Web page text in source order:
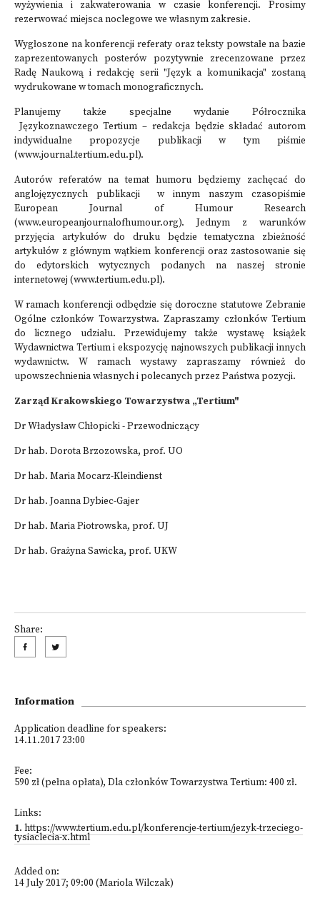
wyżywienia i zakwaterowania w czasie konferencji. Prosimy
rezerwować miejsca noclegowe we własnym zakresie.
Wygłoszone na konferencji referaty oraz teksty powstałe na bazie
zaprezentowanych posterów pozytywnie zrecenzowane przez
Radę Naukową i redakcję serii "Język a komunikacja" zostaną
wydrukowane w tomach monograficznych.
Planujemy także specjalne wydanie Półrocznika
Językoznawczego Tertium – redakcja będzie składać autorom
indywidualne propozycje publikacji w tym piśmie
(www.journal.tertium.edu.pl).
Autorów referatów na temat humoru będziemy zachęcać do
anglojęzycznych publikacji w innym naszym czasopiśmie
European Journal of Humour Research
(www.europeanjournalofhumour.org). Jednym z warunków
przyjęcia artykułów do druku będzie tematyczna zbieżność
artykułów z głównym wątkiem konferencji oraz zastosowanie się
do edytorskich wytycznych podanych na naszej stronie
internetowej (www.tertium.edu.pl).
W ramach konferencji odbędzie się doroczne statutowe Zebranie
Ogólne członków Towarzystwa. Zapraszamy członków Tertium
do licznego udziału. Przewidujemy także wystawę książek
Wydawnictwa Tertium i ekspozycję najnowszych publikacji innych
wydawnictw. W ramach wystawy zapraszamy również do
upowszechnienia własnych i polecanych przez Państwa pozycji.
Zarząd Krakowskiego Towarzystwa „Tertium"
Dr Władysław Chłopicki - Przewodniczący
Dr hab. Dorota Brzozowska, prof. UO
Dr hab. Maria Mocarz-Kleindienst
Dr hab. Joanna Dybiec-Gajer
Dr hab. Maria Piotrowska, prof. UJ
Dr hab. Grażyna Sawicka, prof. UKW
Share:
Information
Application deadline for speakers:
14.11.2017 23:00
Fee:
590 zł (pełna opłata), Dla członków Towarzystwa Tertium: 400 zł.
Links:
1. https://www.tertium.edu.pl/konferencje-tertium/jezyk-trzeciego-
tysiaclecia-x.html
Added on:
14 July 2017; 09:00 (Mariola Wilczak)